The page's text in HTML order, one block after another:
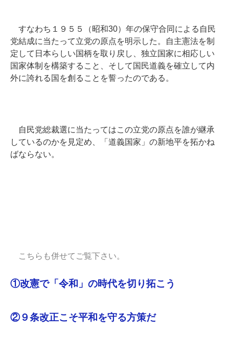
すなわち１９５５（昭和30）年の保守合同による自民
党結成に当たって立党の原点を明示した。自主憲法を制
定して日本らしい国柄を取り戻し、独立国家に相応しい
国家体制を構築すること、そして国民道義を確立して内
外に誇れる国を創ることを誓ったのである。
自民党総裁選に当たってはこの立党の原点を誰が継承
しているのかを見定め、「道義国家」の新地平を拓かね
ばならない。
こちらも併せてご覧下さい。
①改憲で「令和」の時代を切り拓こう
②９条改正こそ平和を守る方策だ